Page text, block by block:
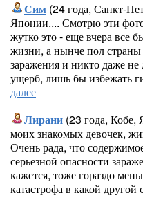
Сим (24 года, Санкт-
Японии.... Смотрю эти
жутко это - еще вчера все
жизни, а нынче пол страны
заражения и никто даже
ущерб, лишь бы избежать
далее
Лирани (23 года, Кобе,
моих знакомых девочек,
Очень рада, что
серьезной опасности
кажется, тоже гораздо
катастрофа в какой другой